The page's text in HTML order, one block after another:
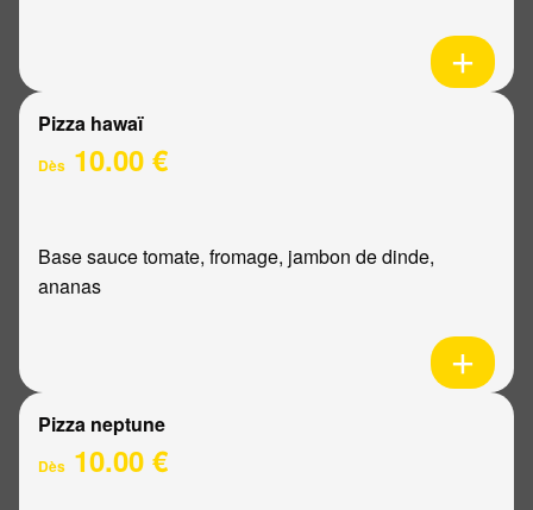
Pizza hawaï
Dès 10.00 €
Base sauce tomate, fromage, jambon de dinde,
ananas
Pizza neptune
Dès 10.00 €